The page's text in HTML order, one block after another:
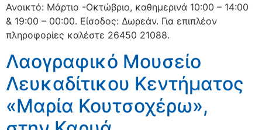
Ανοικτό: Μάρτιο -Οκτώβριο, καθημερινά 10:00 – 14:00
& 19:00 – 00:00. Είσοδος: Δωρεάν. Για επιπλέον
πληροφορίες καλέστε 26450 21088.
Λαογραφικό Μουσείο
Λευκαδίτικου Κεντήματος
«Μαρία Κουτσοχέρω»,